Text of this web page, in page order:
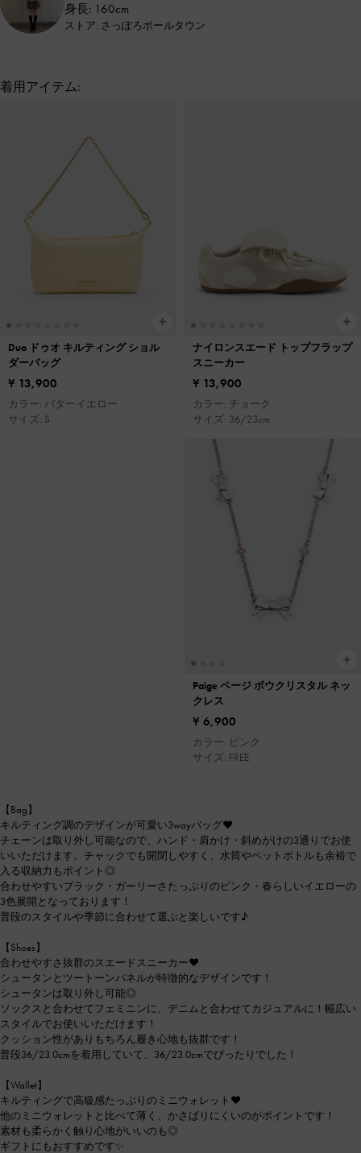
身長: 160cm
ストア: さっぽろポールタウン
着用アイテム:
Duo ドゥオ キルティング ショル
ダーバッグ
¥ 13,900
カラー: バターイエロー
サイズ: S
ナイロンスエード トップフラップ
スニーカー
¥ 13,900
カラー: チョーク
サイズ: 36/23cm
Paige ページ ボウクリスタル ネッ
クレス
¥ 6,900
カラー: ピンク
サイズ: FREE
【Bag】
キルティング調のデザインが可愛い3wayバッグ♥
チェーンは取り外し可能なので、ハンド・肩かけ・斜めがけの3通りでお使
いいただけます。チャックでも開閉しやすく、水筒やペットボトルも余裕で
入る収納力もポイント◎
合わせやすいブラック・ガーリーさたっぷりのピンク・春らしいイエローの
3色展開となっております！
普段のスタイルや季節に合わせて選ぶと楽しいです♪
【Shoes】
合わせやすさ抜群のスエードスニーカー♥
シュータンとツートーンパネルが特徴的なデザインです！
シュータンは取り外し可能◎
ソックスと合わせてフェミニンに、デニムと合わせてカジュアルに！幅広い
スタイルでお使いいただけます！
クッション性がありもちろん履き心地も抜群です！
普段36/23.0cmを着用していて、36/23.0cmでぴったりでした！
【Wallet】
キルティングで高級感たっぷりのミニウォレット♥
他のミニウォレットと比べて薄く、かさばりにくいのがポイントです！
素材も柔らかく触り心地がいいのも◎
ギフトにもおすすめです✨